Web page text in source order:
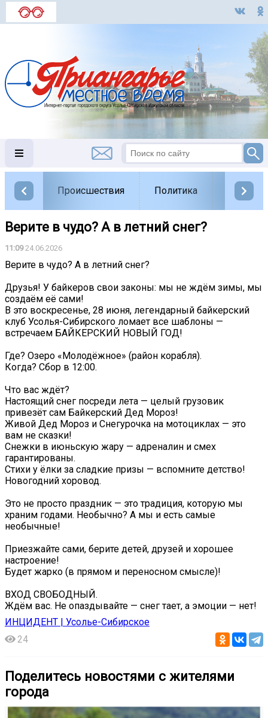
Происшествия Политика
Верите в чудо? А в летний снег?
11:0924.06.2026
Верите в чудо? А в летний снег?
Друзья! У байкеров свои законы: мы не ждём зимы, мы
создаём её сами!
В это воскресенье, 28 июня, легендарный байкерский
клуб Усолья-Сибирского ломает все шаблоны —
встречаем БАЙКЕРСКИЙ НОВЫЙ ГОД!
Где? Озеро «Молодёжное» (район корабля).
Когда? Сбор в 12:00.
Что вас ждёт?
Настоящий снег посреди лета — целый грузовик
привезёт сам Байкерский Дед Мороз!
Живой Дед Мороз и Снегурочка на мотоциклах — это
вам не сказки!
Снежки в июньскую жару — адреналин и смех
гарантированы.
Стихи у ёлки за сладкие призы — вспомните детство!
Новогодний хоровод.
Это не просто праздник — это традиция, которую мы
храним годами. Необычно? А мы и есть самые
необычные!
Приезжайте сами, берите детей, друзей и хорошее
настроение!
Будет жарко (в прямом и переносном смысле)!
ВХОД СВОБОДНЫЙ.
Ждём вас. Не опаздывайте — снег тает, а эмоции — нет!
ИНЦИДЕНТ | Усолье-Сибирское
24
Поделитесь новостями с жителями
города